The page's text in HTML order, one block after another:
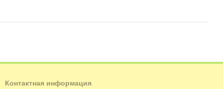
Контактная информация